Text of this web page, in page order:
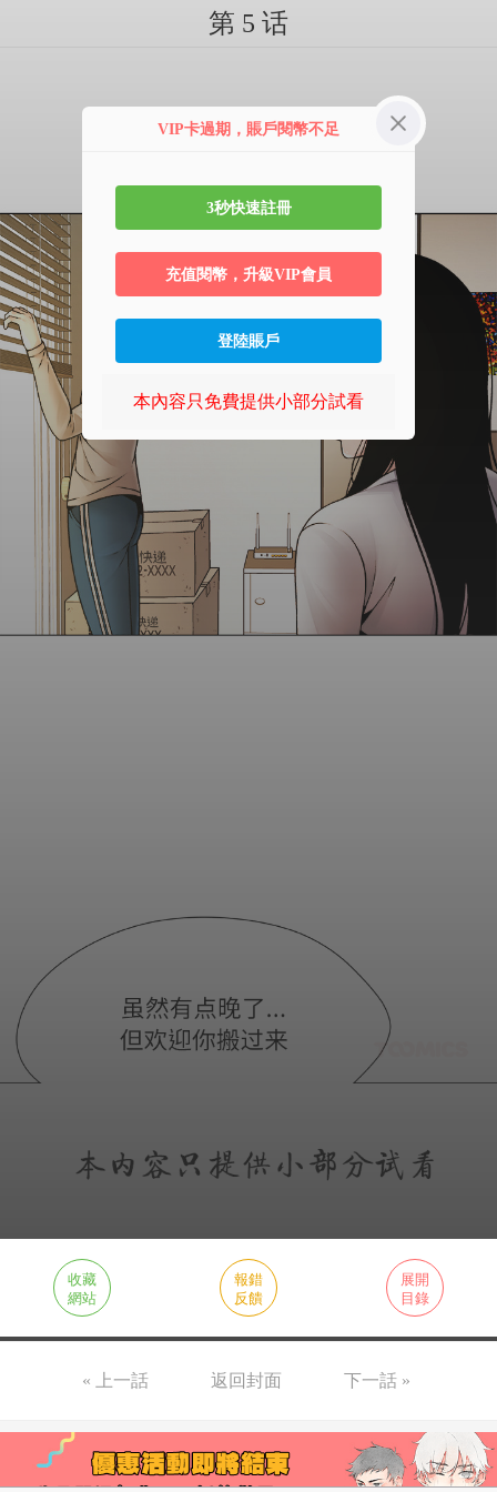
第 5 话
收藏
網站
報錯
反饋
展開
目錄
« 上一話 返回封面 下一話 »
VIP卡過期，賬戶閱幣不足
3秒快速註冊
充值閱幣，升級VIP會員
登陸賬戶
本內容只免費提供小部分試看